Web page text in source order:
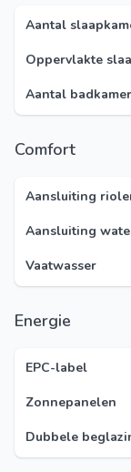
Aantal
Oppervlakte
Aantal
Comfort
Aansluiting
Aansluiting
Vaatwasser
Energie
EPC-label
Zonnepanelen
Dubbele